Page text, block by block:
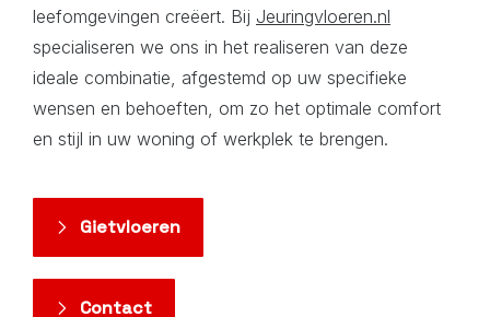
leefomgevingen creëert. Bij Jeuringvloeren.nl
specialiseren we ons in het realiseren van deze
ideale combinatie, afgestemd op uw specifieke
wensen en behoeften, om zo het optimale comfort
en stijl in uw woning of werkplek te brengen.
Gietvloeren
Contact